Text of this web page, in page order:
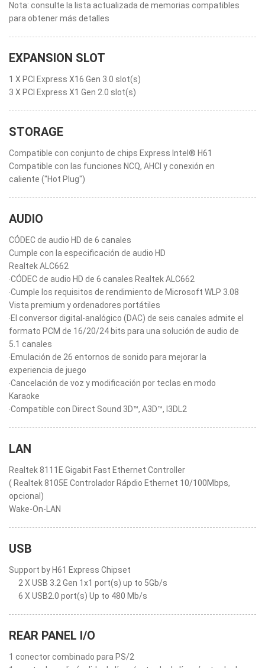
Nota: consulte la lista actualizada de memorias compatibles
para obtener más detalles
EXPANSION SLOT
1 X PCI Express X16 Gen 3.0 slot(s)
3 X PCI Express X1 Gen 2.0 slot(s)
STORAGE
Compatible con conjunto de chips Express Intel® H61
Compatible con las funciones NCQ, AHCI y conexión en
caliente ("Hot Plug")
AUDIO
CÓDEC de audio HD de 6 canales
Cumple con la especificación de audio HD
Realtek ALC662
‧CÓDEC de audio HD de 6 canales Realtek ALC662
‧Cumple los requisitos de rendimiento de Microsoft WLP 3.08
Vista premium y ordenadores portátiles
‧El conversor digital-analógico (DAC) de seis canales admite el
formato PCM de 16/20/24 bits para una solución de audio de
5.1 canales
‧Emulación de 26 entornos de sonido para mejorar la
experiencia de juego
‧Cancelación de voz y modificación por teclas en modo
Karaoke
‧Compatible con Direct Sound 3D™, A3D™, I3DL2
LAN
Realtek 8111E Gigabit Fast Ethernet Controller
( Realtek 8105E Controlador Rápdio Ethernet 10/100Mbps,
opcional)
Wake-On-LAN
USB
Support by H61 Express Chipset
2 X USB 3.2 Gen 1x1 port(s) up to 5Gb/s
6 X USB2.0 port(s) Up to 480 Mb/s
REAR PANEL I/O
1 conector combinado para PS/2